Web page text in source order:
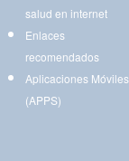
salud en internet
Enlaces
recomendados
Aplicaciones Móviles
(APPS)